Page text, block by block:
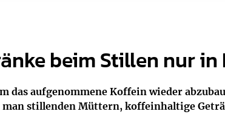
J1 bis J2
Rechner
beim Stillen nur
das aufgenommene Koffein wieder
stillenden Müttern, koffeinhaltige